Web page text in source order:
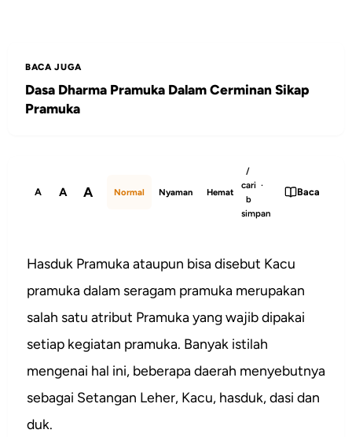
BACA JUGA
Dasa Dharma Pramuka Dalam Cerminan Sikap
Pramuka
A A A Normal Nyaman Hemat
/
cari ·
b
simpan
Baca
Hasduk Pramuka ataupun bisa disebut Kacu
pramuka dalam seragam pramuka merupakan
salah satu atribut Pramuka yang wajib dipakai
setiap kegiatan pramuka. Banyak istilah
mengenai hal ini, beberapa daerah menyebutnya
sebagai Setangan Leher, Kacu, hasduk, dasi dan
duk.